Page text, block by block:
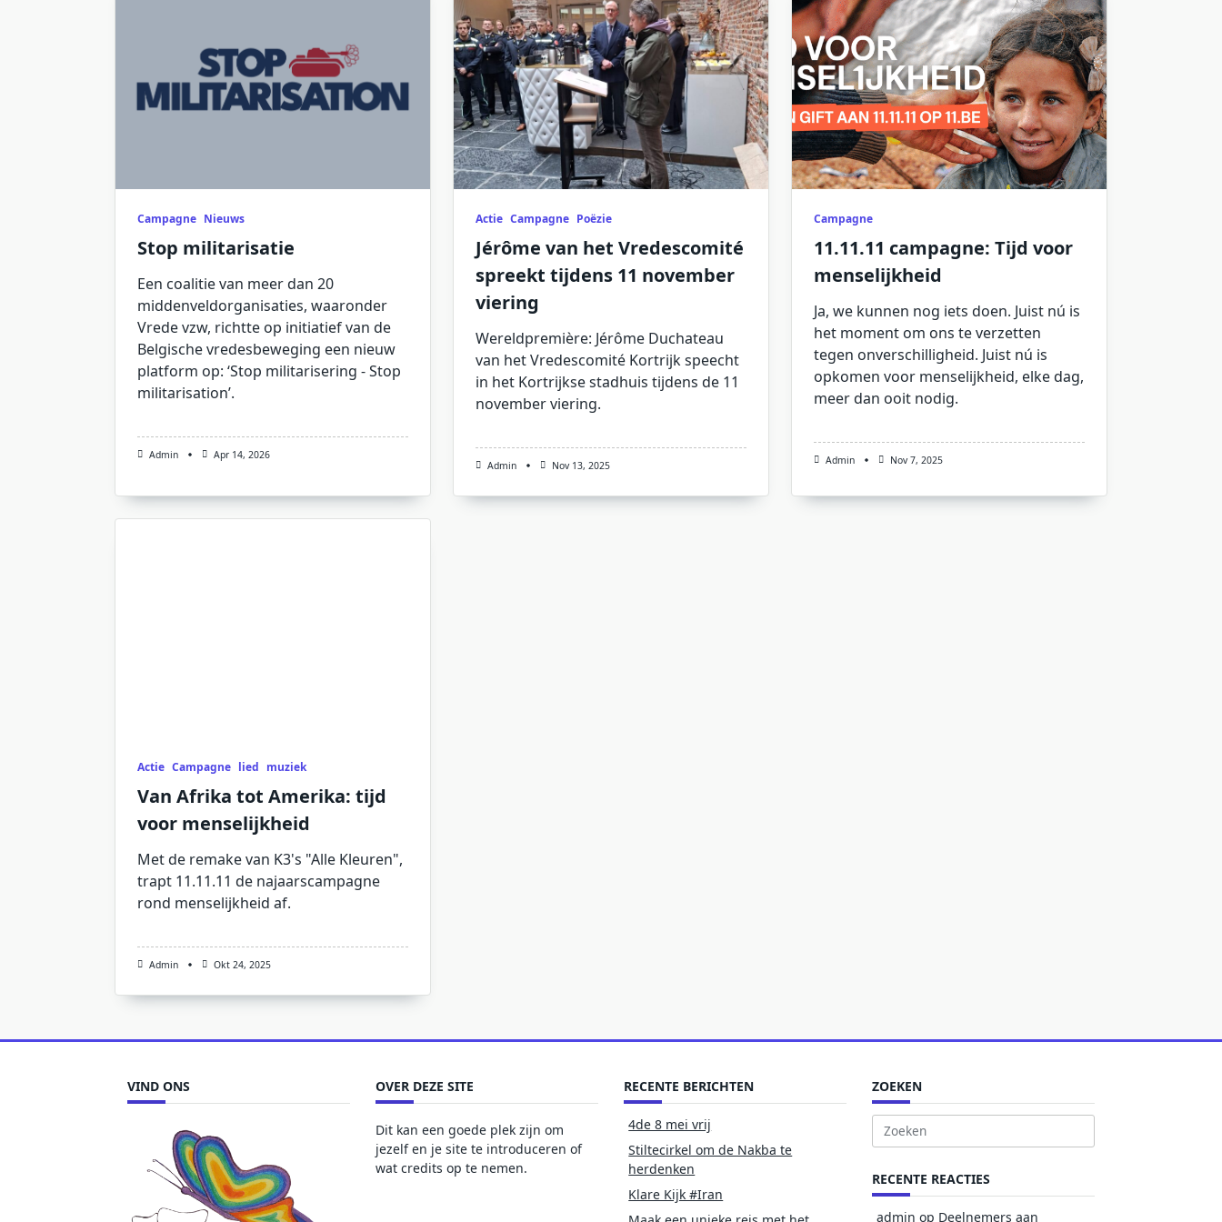
Campagne Nieuws
Stop militarisatie
Een coalitie van meer dan 20
middenveldorganisaties, waaronder
Vrede vzw, richtte op initiatief van de
Belgische vredesbeweging een nieuw
platform op: ‘Stop militarisering - Stop
militarisation’.
Admin Apr 14, 2026
Actie Campagne Poëzie
Jérôme van het Vredescomité
spreekt tijdens 11 november
viering
Wereldpremière: Jérôme Duchateau
van het Vredescomité Kortrijk speecht
in het Kortrijkse stadhuis tijdens de 11
november viering.
Admin Nov 13, 2025
Campagne
11.11.11 campagne: Tijd voor
menselijkheid
Ja, we kunnen nog iets doen. Juist nú is
het moment om ons te verzetten
tegen onverschilligheid. Juist nú is
opkomen voor menselijkheid, elke dag,
meer dan ooit nodig.
Admin Nov 7, 2025
Actie Campagne lied muziek
Van Afrika tot Amerika: tijd
voor menselijkheid
Met de remake van K3's "Alle Kleuren",
trapt 11.11.11 de najaarscampagne
rond menselijkheid af.
Admin Okt 24, 2025
VIND ONS OVER DEZE SITE
Dit kan een goede plek zijn om
jezelf en je site te introduceren of
wat credits op te nemen.
RECENTE BERICHTEN
4de 8 mei vrij
Stiltecirkel om de Nakba te
herdenken
Klare Kijk #Iran
ZOEKEN
Zoek
RECENTE REACTIES
admin op Deelnemers aan